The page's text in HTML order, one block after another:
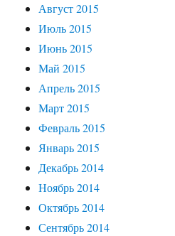
Август 2015
Июль 2015
Июнь 2015
Май 2015
Апрель 2015
Март 2015
Февраль 2015
Январь 2015
Декабрь 2014
Ноябрь 2014
Октябрь 2014
Сентябрь 2014